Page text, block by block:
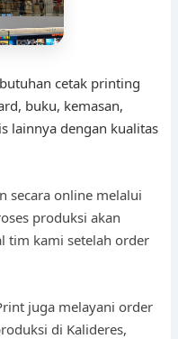
cetak printing
buku, kemasan,
lainnya dengan kualitas
secara online melalui
produksi akan
tim kami setelah order
juga melayani order
di Kalideres,